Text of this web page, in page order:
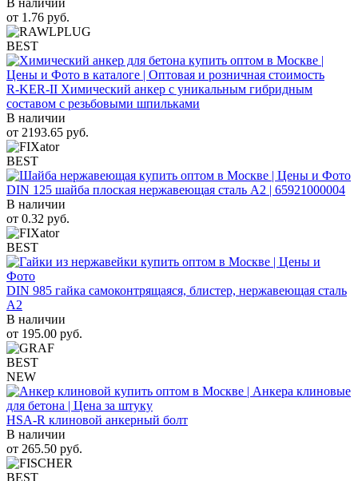
от 1.76 руб.
BEST
R-KER-II Химический анкер с уникальным гибридным
составом с резьбовыми шпильками
В наличии
от 2193.65 руб.
BEST
DIN 125 шайба плоская нержавеющая сталь A2 | 65921000004
В наличии
от 0.32 руб.
BEST
DIN 985 гайка самоконтрящаяся, блистер, нержавеющая сталь
A2
В наличии
от 195.00 руб.
BEST
NEW
HSA-R клиновой анкерный болт
В наличии
от 265.50 руб.
BEST